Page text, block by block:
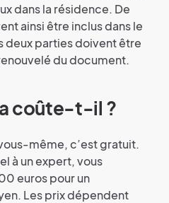
dans la résidence. De
ainsi être inclus dans le
deux parties doivent être
du document.
coûte-t-il ?
même, c’est gratuit.
à un expert, vous
euros pour un
Les prix dépendent